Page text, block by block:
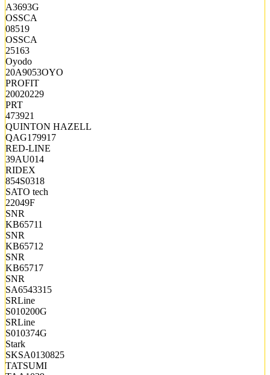
A3693G
OSSCA
08519
OSSCA
25163
Oyodo
20A9053OYO
PROFIT
20020229
PRT
473921
QUINTON HAZELL
QAG179917
RED-LINE
39AU014
RIDEX
854S0318
SATO tech
22049F
SNR
KB65711
SNR
KB65712
SNR
KB65717
SNR
SA6543315
SRLine
S010200G
SRLine
S010374G
Stark
SKSA0130825
TATSUMI